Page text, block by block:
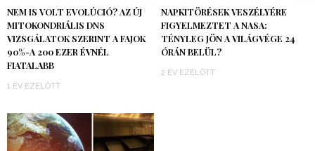
NEM IS VOLT EVOLÚCIÓ? AZ ÚJ
MITOKONDRIÁLIS DNS
VIZSGÁLATOK SZERINT A FAJOK
90%-A 200 EZER ÉVNÉL
FIATALABB
1 ÉV EZELŐTT
NAPKITÖRÉSEK VESZÉLYÉRE
FIGYELMEZTET A NASA:
TÉNYLEG JÖN A VILÁGVÉGE 24
ÓRÁN BELÜL?
2 ÉV EZELŐTT